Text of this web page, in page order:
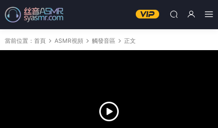
當前位置： 首頁 ASMR視頻 觸發音區 正文